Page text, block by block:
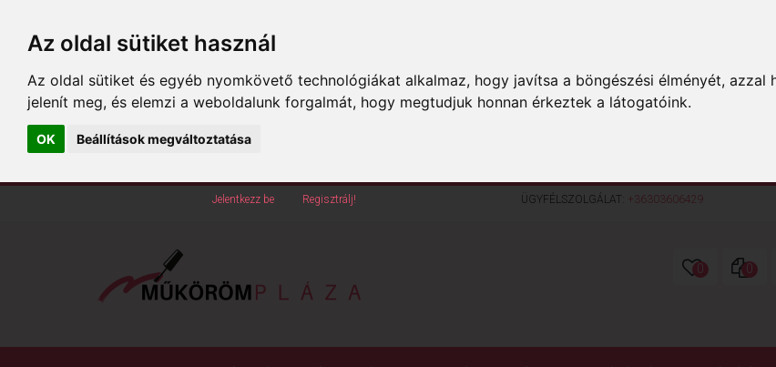
Az oldal sütiket használ
Az oldal sütiket és egyéb nyomkövető technológiákat alkalmaz, hogy javítsa a böngészési élményét,
jelenít meg, és elemzi a weboldalunk forgalmát, hogy megtudjuk honnan érkeztek a látogatóink.
OK Beállítások megváltoztatása
Jelentkezz be Regisztrálj! ÜGYFÉLSZOLGÁLAT: +36303606429
0 0